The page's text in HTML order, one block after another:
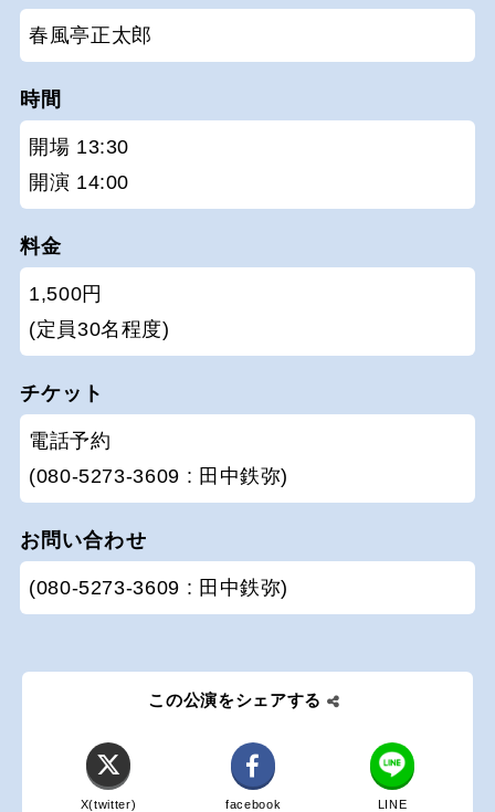
春風亭正太郎
時間
開場 13:30
開演 14:00
料金
1,500円
(定員30名程度)
チケット
電話予約
(080-5273-3609 : 田中鉄弥)
お問い合わせ
(080-5273-3609 : 田中鉄弥)
この公演をシェアする
X(twitter) facebook LINE